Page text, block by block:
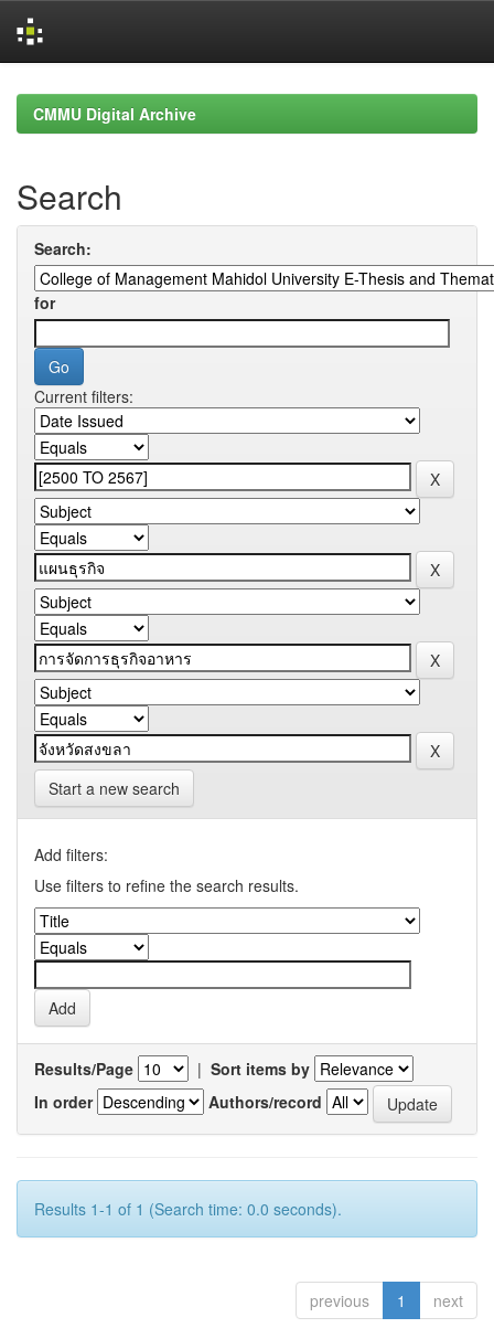
navigationCMMU Digital Archive
Search
Search:
for
Current filters:
Start a new search
Add filters:
Use filters to refine the search results.
Results/Page | Sort items by
In order
Authors/record
Results 1-1 of 1 (Search time: 0.0 seconds).
previous 1 next